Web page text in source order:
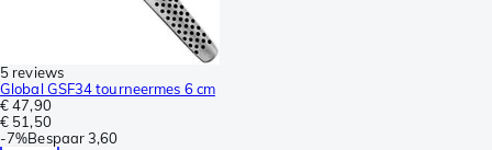
5 reviews
Global GSF34 tourneermes 6 cm
€ 47,90
€ 51,50
-7%Bespaar3,60